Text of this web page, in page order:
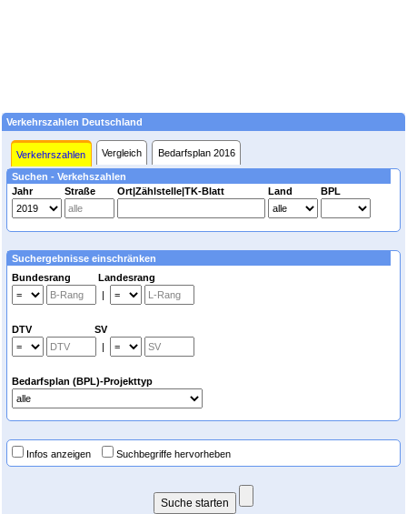
Verkehrszahlen Deutschland
Verkehrszahlen Vergleich Bedarfsplan 2016
Suchen - Verkehszahlen
Jahr
Straße Ort|Zählstelle|TK-Blatt Land BPL
Suchergebnisse einschränken
Bundesrang Landesrang
|
DTV SV
|
Bedarfsplan (BPL)-Projekttyp
Infos anzeigen Suchbegriffe hervorheben